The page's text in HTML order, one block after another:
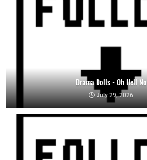
Drama Dolls - Oh Hell No
July 29, 2026